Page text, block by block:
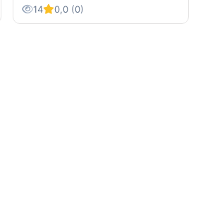
14 0,0 (0)